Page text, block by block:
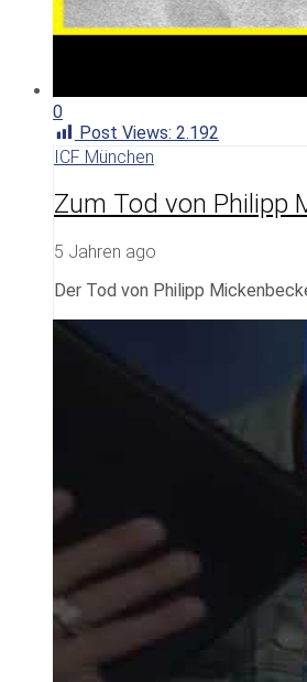
0
Post Views: 2.192
ICF München
Zum Tod von Philipp
5 Jahren ago
Der Tod von Philipp